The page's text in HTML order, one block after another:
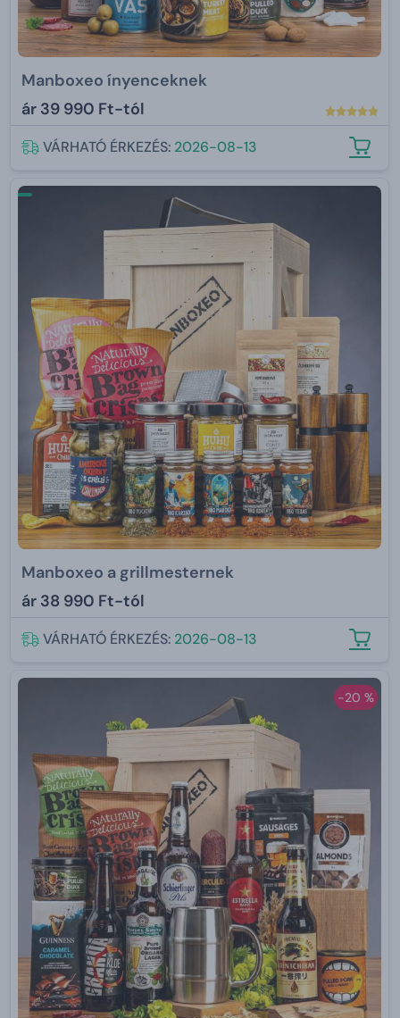
Manboxeo ínyenceknek
ár 39 990 Ft-tól
VÁRHATÓ ÉRKEZÉS: 2026-08-13
Manboxeo a grillmesternek
ár 38 990 Ft-tól
VÁRHATÓ ÉRKEZÉS: 2026-08-13
-20 %